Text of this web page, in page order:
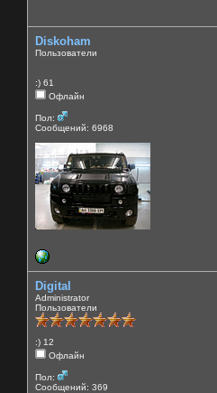
Diskoham
Пользователи
:) 61
Офлайн
Пол:
Сообщений: 6968
Digital
Administrator
Пользователи
:) 12
Офлайн
Пол:
Сообщений: 369